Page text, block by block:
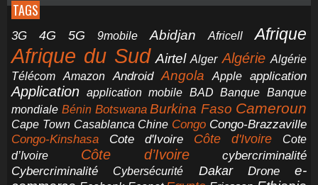
TAGS
3G 4G 5G 9mobile Abidjan Africell Afrique
Afrique du Sud Airtel Alger Algérie Algérie
Télécom
Amazon Android Angola Apple application
Application application mobile BAD Banque Banque
mondiale Bénin Botswana Burkina Faso Cameroun
Cape Town Casablanca Chine Congo Congo-Brazzaville
Congo-Kinshasa Cote d'Ivoire Côte d'Ivoire
Cote
d’Ivoire
Côte d’Ivoire
cybercriminalité
Cybercriminalité
Cybersécurité Dakar Drone
e-